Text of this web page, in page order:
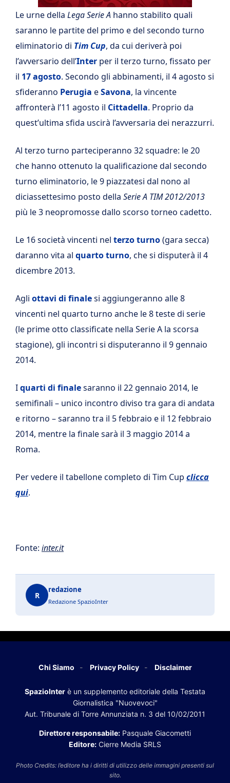
Le urne della Lega Serie A hanno stabilito quali
saranno le partite del primo e del secondo turno
eliminatorio di Tim Cup, da cui deriverà poi
l’avversario dell’Inter per il terzo turno, fissato per
il 17 agosto. Secondo gli abbinamenti, il 4 agosto si
sfideranno Perugia eSavona, la vincente
affronterà l’11 agosto il Cittadella. Proprio da
quest’ultima sfida uscirà l’avversaria dei nerazzurri.
Al terzo turno parteciperanno 32 squadre: le 20
che hanno ottenuto la qualificazione dal secondo
turno eliminatorio, le 9 piazzatesi dal nono al
diciassettesimo posto della Serie A TIM 2012/2013
più le 3 neopromosse dallo scorso torneo cadetto.
Le 16 società vincenti nel terzo turno(gara secca)
daranno vita al quarto turno, che si disputerà il 4
dicembre 2013.
Agli ottavi di finalesi aggiungeranno alle 8
vincenti nel quarto turno anche le 8 teste di serie
(le prime otto classificate nella Serie A la scorsa
stagione), gli incontri si disputeranno il 9 gennaio
2014.
Iquarti di finalesaranno il 22 gennaio 2014, le
semifinali – unico incontro diviso tra gara di andata
e ritorno – saranno tra il 5 febbraio e il 12 febbraio
2014, mentre la finale sarà il 3 maggio 2014 a
Roma.
Per vedere il tabellone completo di Tim Cup clicca
qui.
Fonte: inter.it
R
redazione
Redazione SpazioInter
Chi Siamo Privacy Policy Disclaimer
SpazioInter è un supplemento editoriale della Testata
Giornalistica "Nuovevoci"
Aut. Tribunale di Torre Annunziata n. 3 del 10/02/2011
Direttore responsabile: Pasquale Giacometti
Editore: Cierre Media SRLS
Photo Credits: l’editore ha i diritti di utilizzo delle immagini presenti sul
sito.